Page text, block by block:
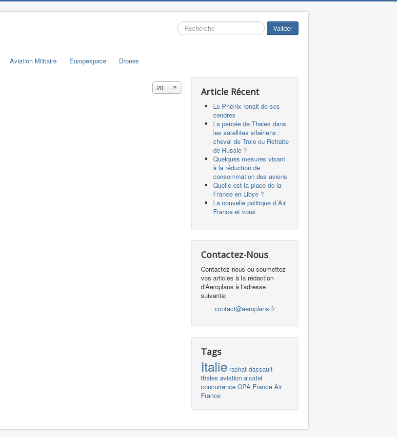
Rechercher Valider
Aviation Militaire Europespace Drones
Affichage #
20
Article Récent
Le Phénix renait de ses
cendres
La percée de Thales dans
les satellites sibériens :
cheval de Troie ou Retraite
de Russie ?
Quelques mesures visant
à la réduction de
consommation des avions
Quelle-est la place de la
France en Libye ?
La nouvelle politique d´Air
France et vous
Contactez-Nous
Contactez-nous ou soumettez
vos articles à la rédaction
d'Aeroplans à l'adresse
suivante:
contact@aeroplans.fr
Tags
Italie rachat dassault
thales aviation alcatel
concurrence OPA France Air
France